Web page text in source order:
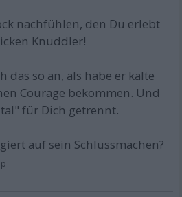
nachfühlen, den Du erlebt
Knuddler!
das so an, als habe er kalte
Courage bekommen. Und
für Dich getrennt.
auf sein Schlussmachen?